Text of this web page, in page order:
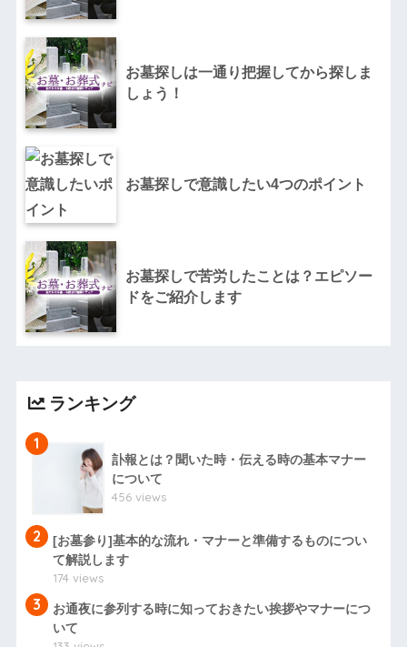
お墓探しは一通り把握してから探しま
しょう！
お墓探しで意識したい4つのポイント
お墓探しで苦労したことは？エピソー
ドをご紹介します
ランキング
1
訃報とは？聞いた時・伝える時の基本マナー
について
456 views
2
[お墓参り]基本的な流れ・マナーと準備するものについ
て解説します
174 views
3
お通夜に参列する時に知っておきたい挨拶やマナーにつ
いて